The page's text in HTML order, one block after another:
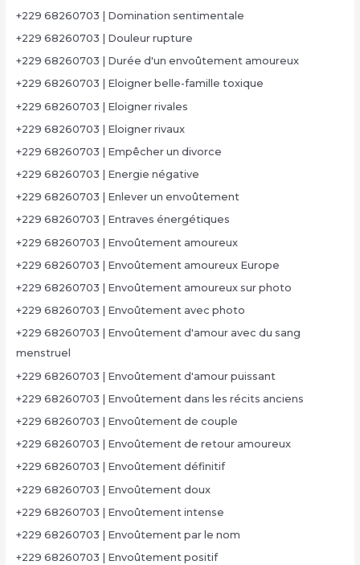
+229 68260703 | Domination sentimentale
+229 68260703 | Douleur rupture
+229 68260703 | Durée d'un envoûtement amoureux
+229 68260703 | Eloigner belle-famille toxique
+229 68260703 | Eloigner rivales
+229 68260703 | Eloigner rivaux
+229 68260703 | Empêcher un divorce
+229 68260703 | Energie négative
+229 68260703 | Enlever un envoûtement
+229 68260703 | Entraves énergétiques
+229 68260703 | Envoûtement amoureux
+229 68260703 | Envoûtement amoureux Europe
+229 68260703 | Envoûtement amoureux sur photo
+229 68260703 | Envoûtement avec photo
+229 68260703 | Envoûtement d'amour avec du sang
menstruel
+229 68260703 | Envoûtement d'amour puissant
+229 68260703 | Envoûtement dans les récits anciens
+229 68260703 | Envoûtement de couple
+229 68260703 | Envoûtement de retour amoureux
+229 68260703 | Envoûtement définitif
+229 68260703 | Envoûtement doux
+229 68260703 | Envoûtement intense
+229 68260703 | Envoûtement par le nom
+229 68260703 | Envoûtement positif